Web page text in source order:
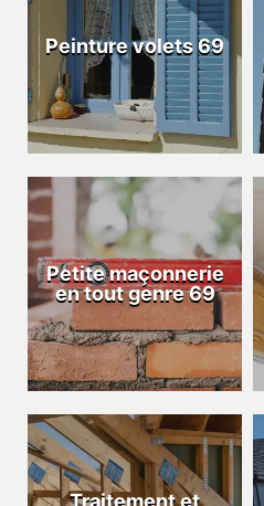
Peinture volets 69
Petite maçonnerie
en tout genre 69
Traitement et